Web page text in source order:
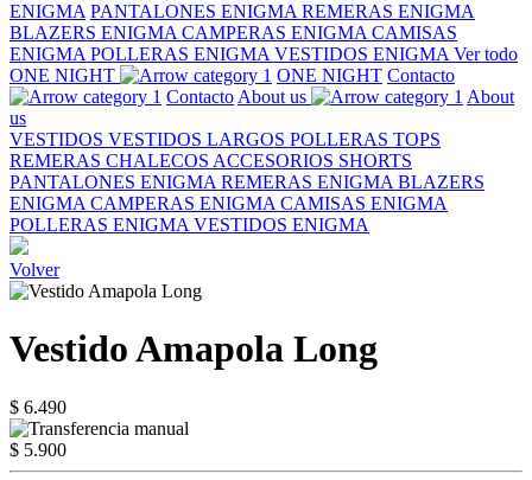
ENIGMA PANTALONES ENIGMA REMERAS ENIGMA
BLAZERS ENIGMA CAMPERAS ENIGMA CAMISAS
ENIGMA POLLERAS ENIGMA VESTIDOS ENIGMA Ver todo
ONE NIGHT
ONE NIGHT Contacto
Contacto About us
About
us
VESTIDOS VESTIDOS LARGOS POLLERAS TOPS
REMERAS CHALECOS ACCESORIOS SHORTS
PANTALONES ENIGMA REMERAS ENIGMA BLAZERS
ENIGMA CAMPERAS ENIGMA CAMISAS ENIGMA
POLLERAS ENIGMA VESTIDOS ENIGMA
Volver
Vestido Amapola Long
$ 6.490
$ 5.900